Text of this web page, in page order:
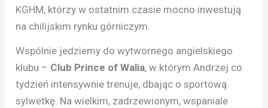
KGHM, którzy w ostatnim czasie mocno inwestują
na chilijskim rynku górniczym.
Wspólnie jedziemy do wytwornego angielskiego
klubu – Club Prince of Walia, w którym Andrzej co
tydzień intensywnie trenuje, dbając o sportową
sylwetkę. Na wielkim, zadrzewionym, wspaniale